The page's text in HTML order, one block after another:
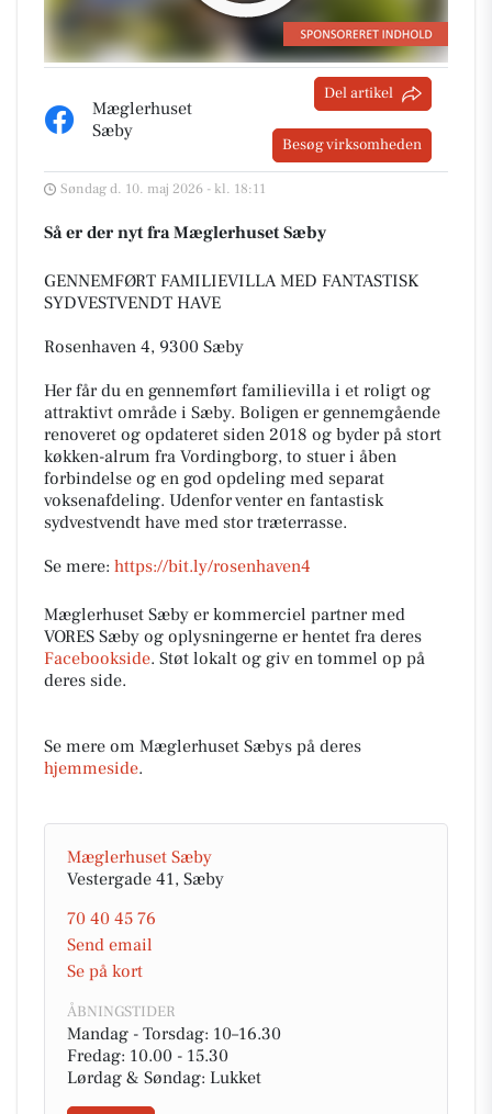
Mæglerhuset
Sæby
Del artikel
Besøg virksomheden
Søndag d. 10. maj 2026 - kl. 18:11
Så er der nyt fra Mæglerhuset Sæby
GENNEMFØRT FAMILIEVILLA MED FANTASTISK
SYDVESTVENDT HAVE
Rosenhaven 4, 9300 Sæby
Her får du en gennemført familievilla i et roligt og
attraktivt område i Sæby. Boligen er gennemgående
renoveret og opdateret siden 2018 og byder på stort
køkken-alrum fra Vordingborg, to stuer i åben
forbindelse og en god opdeling med separat
voksenafdeling. Udenfor venter en fantastisk
sydvestvendt have med stor træterrasse.
Se mere: https://bit.ly/rosenhaven4
Mæglerhuset Sæby er kommerciel partner med
VORES Sæby og oplysningerne er hentet fra deres
Facebookside. Støt lokalt og giv en tommel op på
deres side.
Se mere om Mæglerhuset Sæbys på deres
hjemmeside.
Mæglerhuset Sæby
Vestergade 41, Sæby
70 40 45 76
Send email
Se på kort
ÅBNINGSTIDER
Mandag - Torsdag: 10–16.30
Fredag: 10.00 - 15.30
Lørdag & Søndag: Lukket